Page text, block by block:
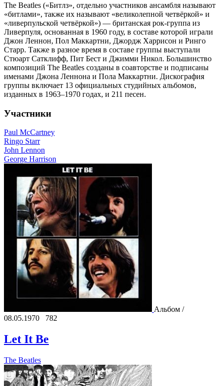
The Beatles («Битлз», отдельно участников ансамбля называют
«битлами», также их называют «великолепной четвёркой» и
«ливерпульской четвёркой») — британская рок-группа из
Ливерпуля, основанная в 1960 году, в составе которой играли
Джон Леннон, Пол Маккартни, Джордж Харрисон и Ринго
Старр. Также в разное время в составе группы выступали
Стюарт Сатклифф, Пит Бест и Джимми Никол. Большинство
композиций The Beatles созданы в соавторстве и подписаны
именами Джона Леннона и Пола Маккартни. Дискография
группы включает 13 официальных студийных альбомов,
изданных в 1963–1970 годах, и 211 песен.
Участники
Paul McCartney
Ringo Starr
John Lennon
George Harrison
Альбом /
08.05.1970
782
Let It Be
The Beatles